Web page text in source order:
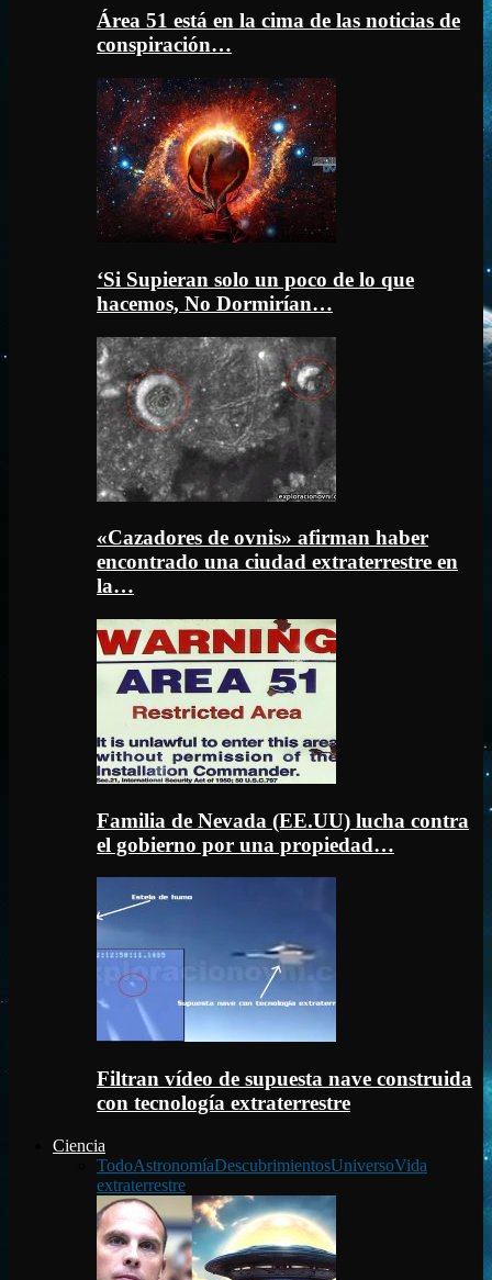
Área 51 está en la cima de las noticias de
conspiración…
‘Si Supieran solo un poco de lo que
hacemos, No Dormirían…
«Cazadores de ovnis» afirman haber
encontrado una ciudad extraterrestre en
la…
Familia de Nevada (EE.UU) lucha contra
el gobierno por una propiedad…
Filtran vídeo de supuesta nave construida
con tecnología extraterrestre
Ciencia
TodoAstronomíaDescubrimientosUniversoVida
extraterrestre